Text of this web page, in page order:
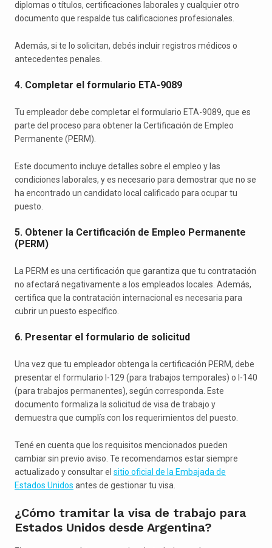
diplomas o títulos, certificaciones laborales y cualquier otro
documento que respalde tus calificaciones profesionales.
Además, si te lo solicitan, debés incluir registros médicos o
antecedentes penales.
4. Completar el formulario ETA-9089
Tu empleador debe completar el formulario ETA-9089, que es
parte del proceso para obtener la Certificación de Empleo
Permanente (PERM).
Este documento incluye detalles sobre el empleo y las
condiciones laborales, y es necesario para demostrar que no se
ha encontrado un candidato local calificado para ocupar tu
puesto.
5. Obtener la Certificación de Empleo Permanente
(PERM)
La PERM es una certificación que garantiza que tu contratación
no afectará negativamente a los empleados locales. Además,
certifica que la contratación internacional es necesaria para
cubrir un puesto específico.
6. Presentar el formulario de solicitud
Una vez que tu empleador obtenga la certificación PERM, debe
presentar el formulario I-129 (para trabajos temporales) o I-140
(para trabajos permanentes), según corresponda. Este
documento formaliza la solicitud de visa de trabajo y
demuestra que cumplís con los requerimientos del puesto.
Tené en cuenta que los requisitos mencionados pueden
cambiar sin previo aviso. Te recomendamos estar siempre
actualizado y consultar el sitio oficial de la Embajada de
Estados Unidos antes de gestionar tu visa.
¿Cómo tramitar la visa de trabajo para
Estados Unidos desde Argentina?